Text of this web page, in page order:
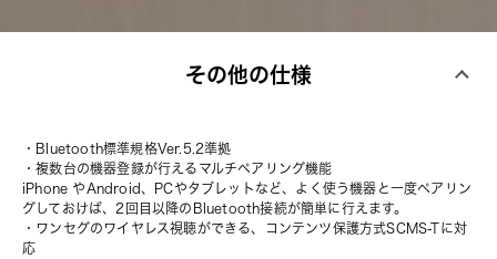
その他の仕様
・Bluetooth標準規格Ver.5.2準拠
・複数台の機器登録が行えるマルチペアリング機能
iPhone やAndroid、PCやタブレットなど、よく使う機器と一度ペアリン
グしておけば、2回目以降のBluetooth接続が簡単に行えます。
・ワンセグのワイヤレス視聴ができる、コンテンツ保護方式SCMS-Tに対
応